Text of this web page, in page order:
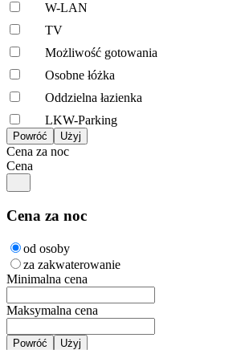
W-LAN
TV
Możliwość gotowania
Osobne łóżka
Oddzielna łazienka
LKW-Parking
Cena za noc
Cena
Cena za noc
od osoby
za zakwaterowanie
Minimalna cena
Maksymalna cena